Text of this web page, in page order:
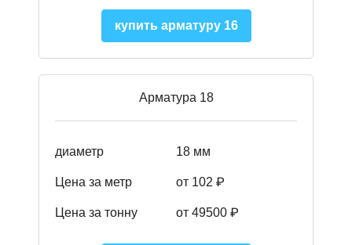
купить арматуру 16
Арматура 18
диаметр 18 мм
Цена за метр от 102 ₽
Цена за тонну от 49500 ₽